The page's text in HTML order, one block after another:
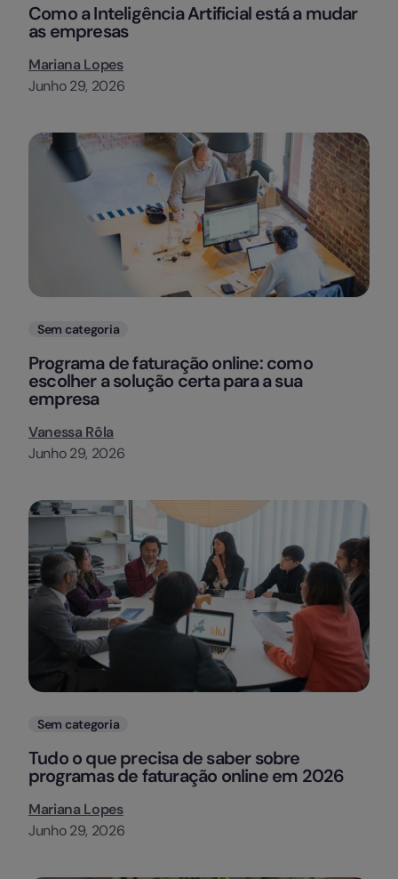
Como a Inteligência Artificial está a mudar
as empresas
Mariana Lopes
Junho 29, 2026
Categorias
Sem categoria
Programa de faturação online: como
escolher a solução certa para a sua
empresa
Vanessa Rôla
Junho 29, 2026
Categorias
Sem categoria
Tudo o que precisa de saber sobre
programas de faturação online em 2026
Mariana Lopes
Junho 29, 2026